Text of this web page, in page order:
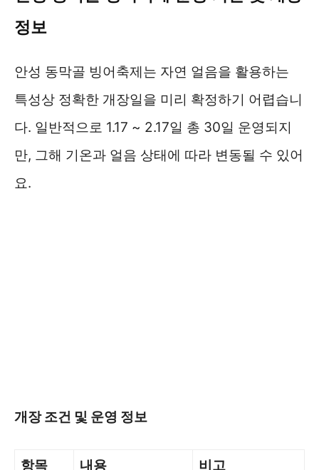
정보
안성 동막골 빙어축제는 자연 얼음을 활용하는
특성상 정확한 개장일을 미리 확정하기 어렵습니
다. 일반적으로 1.17 ~ 2.17일 총 30일 운영되지
만, 그해 기온과 얼음 상태에 따라 변동될 수 있어
요.
개장 조건 및 운영 정보
항목 내용 비고